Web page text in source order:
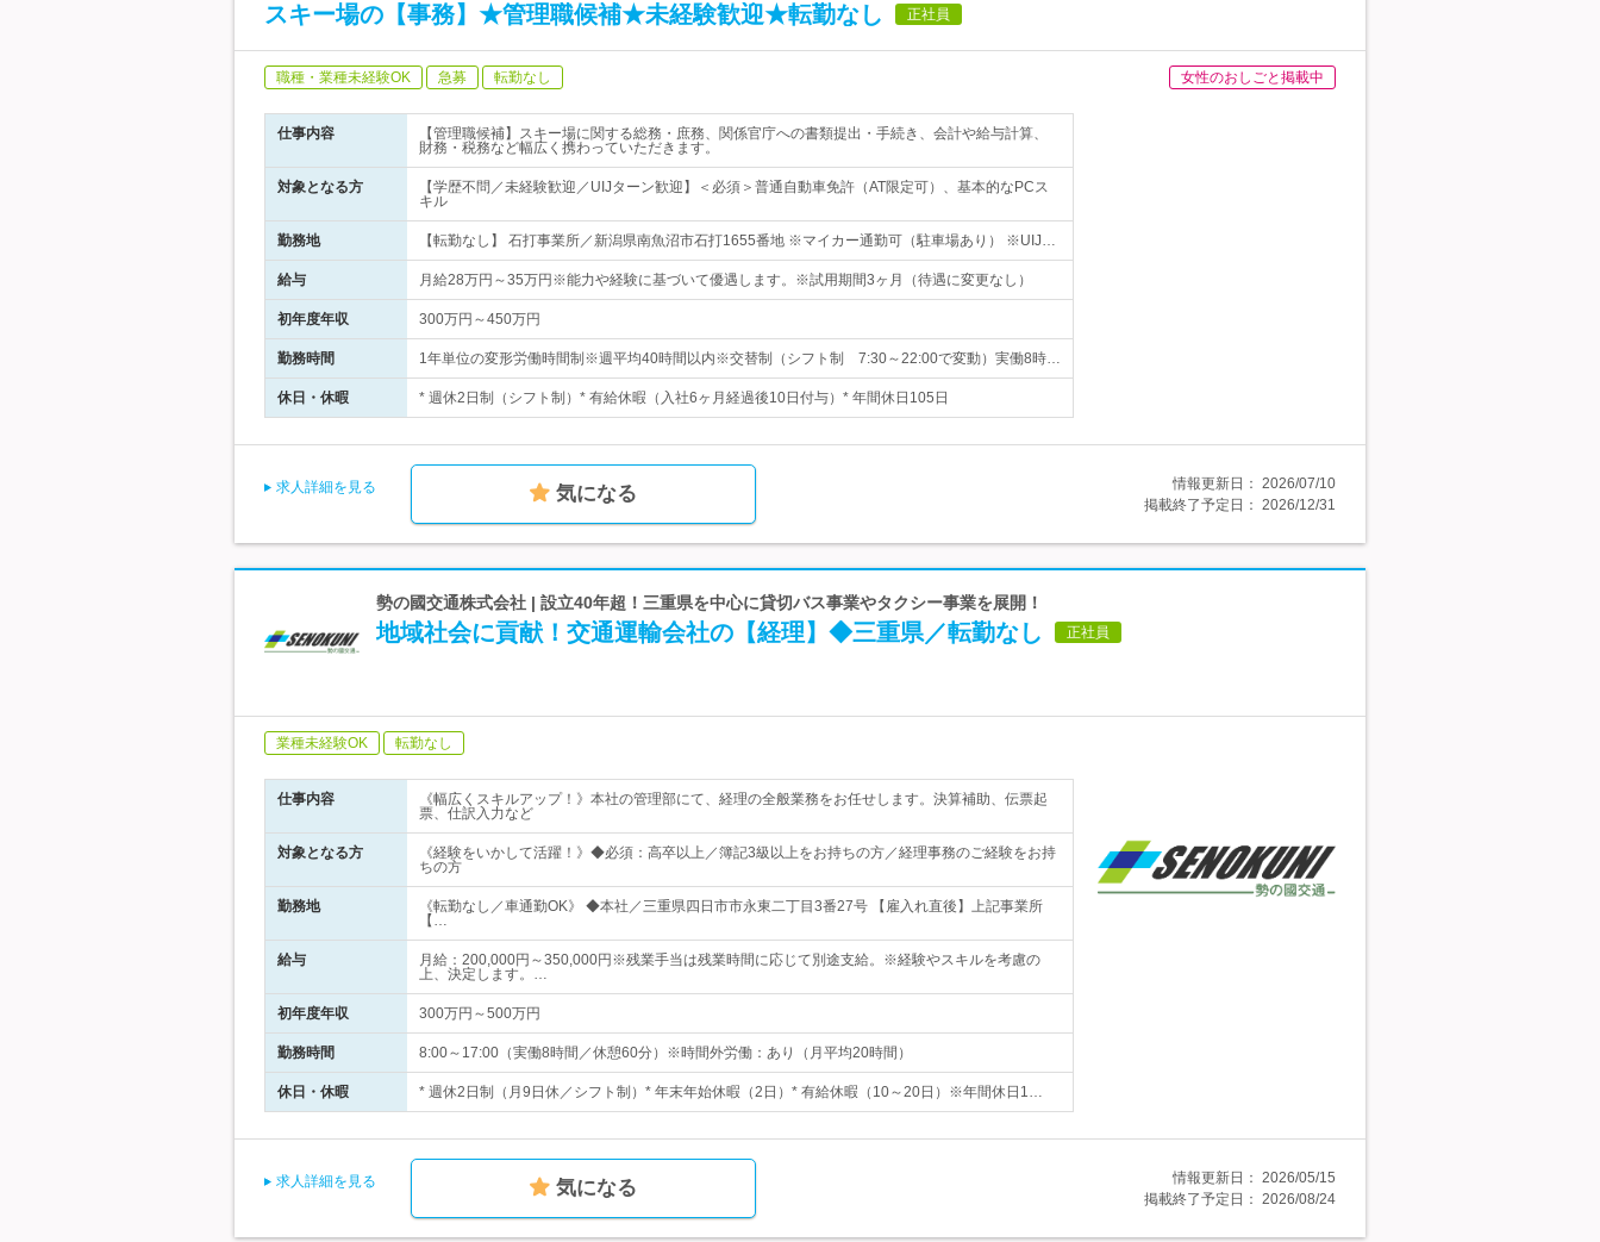
スキー場の【事務】★管理職候補★未経験歓迎★転勤なし 正社員
職種・業種未経験OK 急募 転勤なし 女性のおしごと掲載中
仕事内容
【管理職候補】スキー場に関する総務・庶務、関係官庁への書類提出・手続き、会計や給与計算、
財務・税務など幅広く携わっていただきます。
対象となる方
【学歴不問／未経験歓迎／UIJターン歓迎】＜必須＞普通自動車免許（AT限定可）、基本的なPCス
キル
勤務地 【転勤なし】 石打事業所／新潟県南魚沼市石打1655番地 ※マイカー通勤可（駐車場あり） ※UIJ…
給与 月給28万円～35万円※能力や経験に基づいて優遇します。※試用期間3ヶ月（待遇に変更なし）
初年度年収 300万円～450万円
勤務時間 1年単位の変形労働時間制※週平均40時間以内※交替制（シフト制 7:30～22:00で変動）実働8時…
休日・休暇 * 週休2日制（シフト制）* 有給休暇（入社6ヶ月経過後10日付与）* 年間休日105日
求人詳細を見る 気になる 情報更新日： 2026/07/10
掲載終了予定日： 2026/12/31
勢の國交通株式会社 | 設立40年超！三重県を中心に貸切バス事業やタクシー事業を展開！
地域社会に貢献！交通運輸会社の【経理】◆三重県／転勤なし 正社員
業種未経験OK 転勤なし
仕事内容
《幅広くスキルアップ！》本社の管理部にて、経理の全般業務をお任せします。決算補助、伝票起
票、仕訳入力など
対象となる方
《経験をいかして活躍！》◆必須：高卒以上／簿記3級以上をお持ちの方／経理事務のご経験をお持
ちの方
勤務地
《転勤なし／車通勤OK》 ◆本社／三重県四日市市永東二丁目3番27号 【雇入れ直後】上記事業所
【…
給与
月給：200,000円～350,000円※残業手当は残業時間に応じて別途支給。※経験やスキルを考慮の
上、決定します。…
初年度年収 300万円～500万円
勤務時間 8:00～17:00（実働8時間／休憩60分）※時間外労働：あり（月平均20時間）
休日・休暇 * 週休2日制（月9日休／シフト制）* 年末年始休暇（2日）* 有給休暇（10～20日）※年間休日1…
求人詳細を見る 気になる 情報更新日： 2026/05/15
掲載終了予定日： 2026/08/24